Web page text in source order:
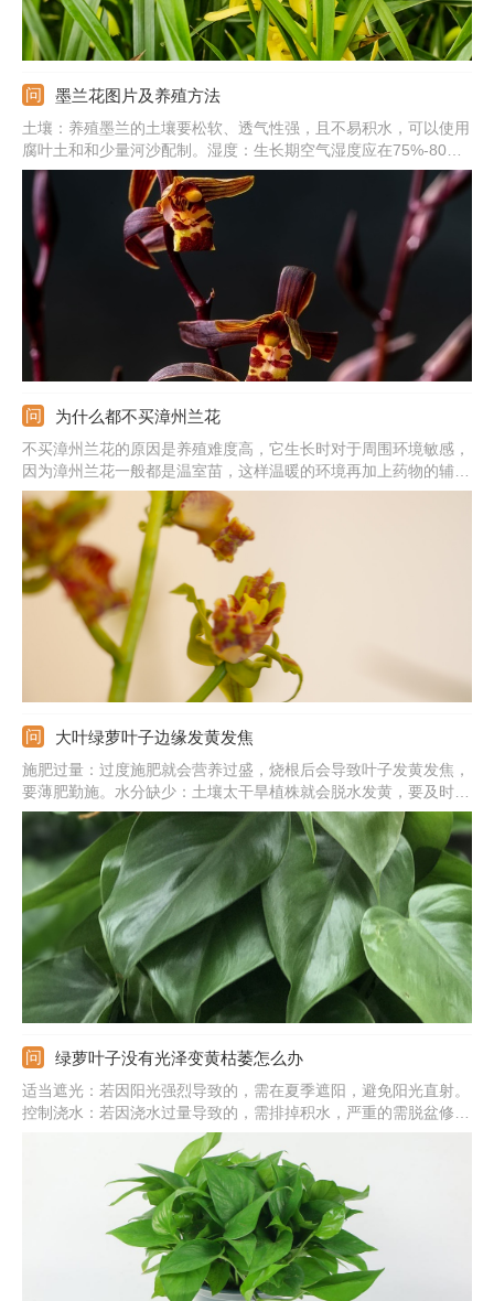
墨兰花图片及养殖方法
土壤：养殖墨兰的土壤要松软、透气性强，且不易积水，可以使用
腐叶土和和少量河沙配制。湿度：生长期空气湿度应在75%-80%
之间，冬季湿度应在50%左右，土壤要保持湿润状，不能有积水。
阳光：它喜欢散光，夏季一定要进行遮光，避免强光晒伤，冬季则
要放到阳光直射的位置。
为什么都不买漳州兰花
不买漳州兰花的原因是养殖难度高，它生长时对于周围环境敏感，
因为漳州兰花一般都是温室苗，这样温暖的环境再加上药物的辅助
生长，购买后植株无法适应自然环境就会死亡。在养殖漳州兰花
时，应选择透气、疏松且肥沃的土壤，它的根系脆弱，土壤中不能
有积水，以免烂根，养殖环境的通风性还要足够好。
大叶绿萝叶子边缘发黄发焦
施肥过量：过度施肥就会营养过盛，烧根后会导致叶子发黄发焦，
要薄肥勤施。水分缺少：土壤太干旱植株就会脱水发黄，要及时浇
水，维持土壤湿润。阳光强烈：被夏季强光暴晒后，叶子会发黄发
焦，要遮光补水。气温太低：温度太低会使植株休眠，出于自我保
护叶子就会发黄发焦。
绿萝叶子没有光泽变黄枯萎怎么办
适当遮光：若因阳光强烈导致的，需在夏季遮阳，避免阳光直射。
控制浇水：若因浇水过量导致的，需排掉积水，严重的需脱盆修剪
烂根。稀释余肥：若因施肥太多导致的，需浇水稀释余肥，严重的
要更换新的土壤。调整温度：若因温度太低导致的，需在冬季注意
保温，过冬温度应在10℃以上。